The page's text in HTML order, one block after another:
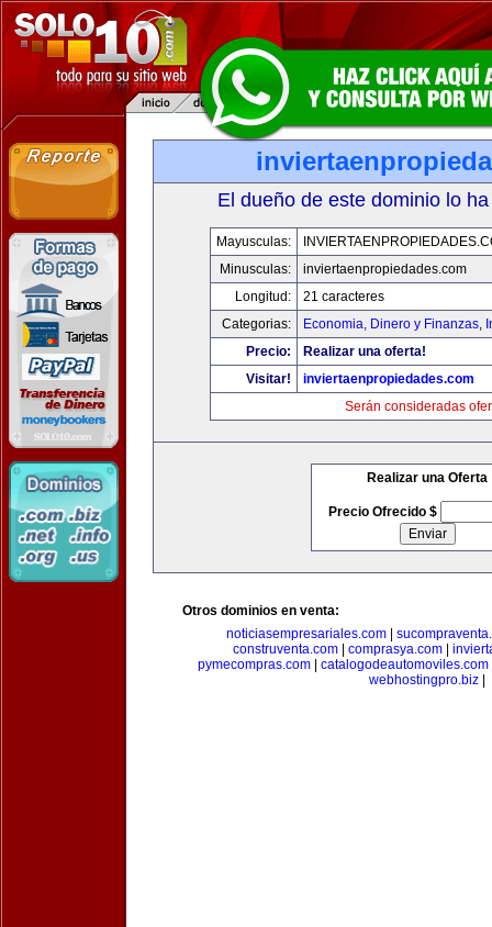
El dueño de este dominio lo
Mayusculas:
Minusculas:
inviertaenpropiedades.com
Longitud:
21 caracteres
Categorias:
Economia, Dinero y Finanzas,
Precio:
Realizar una oferta!
Visitar!
inviertaenpropiedades.com
Serán consideradas
Realizar una Oferta
Precio Ofrecido $
Otros dominios en venta:
noticiasempresariales.com|
construventa.com| comprasya.com|
pymecompras.com| catalogodeautomoviles.com
webhostingpro.biz